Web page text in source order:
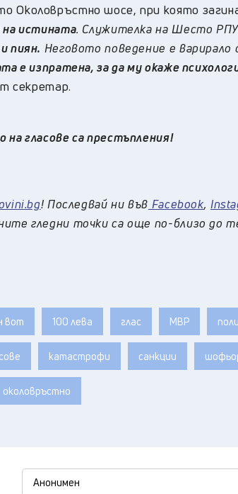
Околовръстно шосе, при която
на истината. Служителка на Шесто РПУ
пиян. Неговото поведение е варирало
е изпратена, за да му окаже
секретар.
гласове са престъпления!
! Последвай ни във Facebook,
гледни точки са още по-близо до
вот 100 лева глас МВР
катастрофи санкции
околовръстно